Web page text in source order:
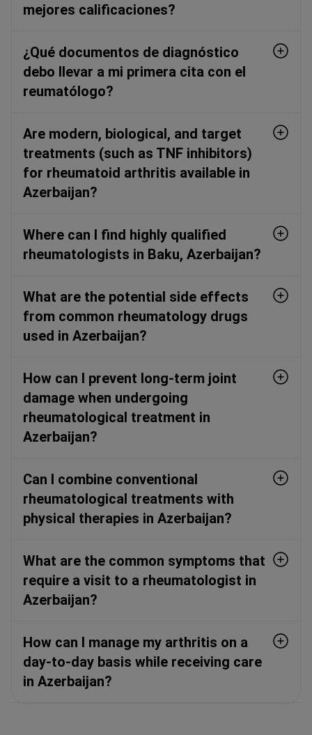
mejores calificaciones?
¿Qué documentos de diagnóstico
debo llevar a mi primera cita con el
reumatólogo?
Are modern, biological, and target
treatments (such as TNF inhibitors)
for rheumatoid arthritis available in
Azerbaijan?
Where can I find highly qualified
rheumatologists in Baku, Azerbaijan?
What are the potential side effects
from common rheumatology drugs
used in Azerbaijan?
How can I prevent long-term joint
damage when undergoing
rheumatological treatment in
Azerbaijan?
Can I combine conventional
rheumatological treatments with
physical therapies in Azerbaijan?
What are the common symptoms that
require a visit to a rheumatologist in
Azerbaijan?
How can I manage my arthritis on a
day-to-day basis while receiving care
in Azerbaijan?